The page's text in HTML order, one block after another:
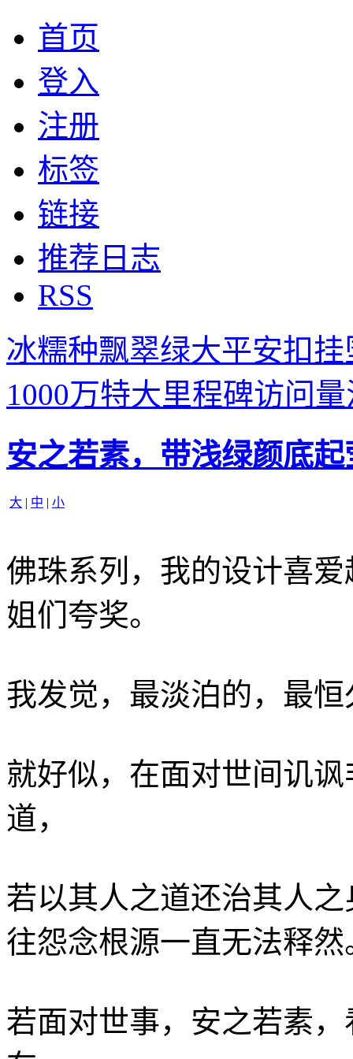
首页
登入
注册
标签
链接
推荐日志
RSS
冰糯种飘翠绿大平安扣挂
1000万特大里程碑访问
安之若素，带浅绿颜底
大 | 中 | 小
佛珠系列，我的设计喜
姐们夸奖。
我发觉，最淡泊的，最恒
就好似，在面对世间讥
道，
若以其人之道还治其人
往怨念根源一直无法释然
若面对世事，安之若素